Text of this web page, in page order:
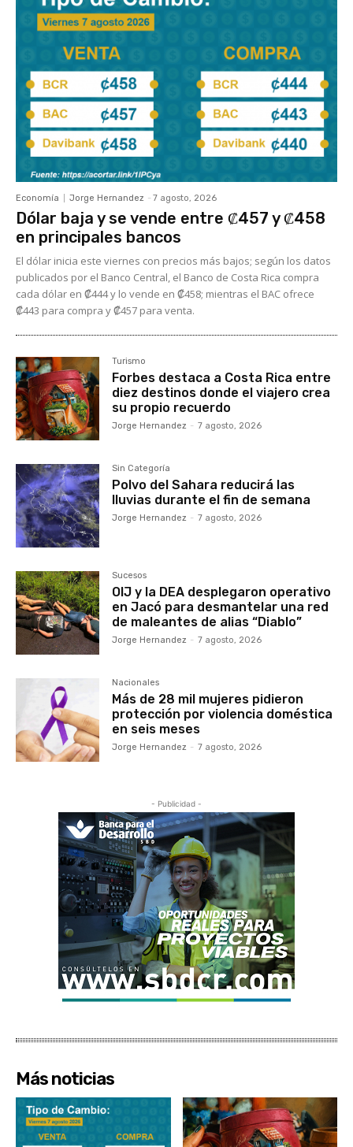
Economía Jorge Hernandez - 7 agosto, 2026
Dólar baja y se vende entre ₡457 y ₡458
en principales bancos
El dólar inicia este viernes con precios más bajos; según los datos
publicados por el Banco Central, el Banco de Costa Rica compra
cada dólar en ₡444 y lo vende en ₡458; mientras el BAC ofrece
₡443 para compra y ₡457 para venta.
Turismo
Forbes destaca a Costa Rica entre
diez destinos donde el viajero crea
su propio recuerdo
Jorge Hernandez - 7 agosto, 2026
Sin Categoría
Polvo del Sahara reducirá las
lluvias durante el fin de semana
Jorge Hernandez - 7 agosto, 2026
Sucesos
OIJ y la DEA desplegaron operativo
en Jacó para desmantelar una red
de maleantes de alias “Diablo”
Jorge Hernandez - 7 agosto, 2026
Nacionales
Más de 28 mil mujeres pidieron
protección por violencia doméstica
en seis meses
Jorge Hernandez - 7 agosto, 2026
- Publicidad -
Más noticias